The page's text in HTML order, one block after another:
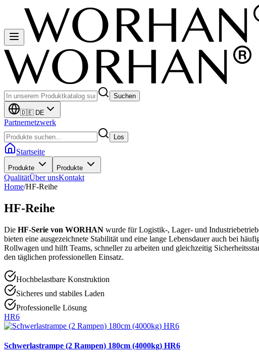
Suchen
🇩🇪 DE
Partnernetzwerk
Los
Startseite
Produkte Produkte
QualitätÜber unsKontakt
Home/HF-Reihe
HF-Reihe
Die HF-Serie von WORHAN wurde für Logistik-, Lager- und
bieten eine ausgezeichnete Stabilität und eine lange Lebensdauer auch bei
Rollwagen und hilft Teams, schneller zu arbeiten und gleichzeitig
den täglichen professionellen Einsatz.
Hochbelastbare Konstruktion
Sicheres und stabiles Laden
Professionelle Lösung
HR6
Schwerlastrampe (2 Rampen) 180cm (4000kg) HR6